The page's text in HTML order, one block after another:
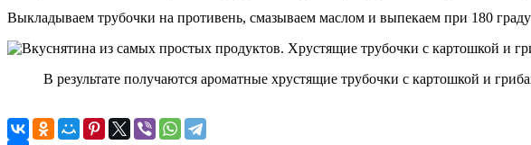
Выкладываем трубочки на противень, смазываем маслом и выпекаем при 180
В результате получаются ароматные хрустящие трубочки с картошкой и